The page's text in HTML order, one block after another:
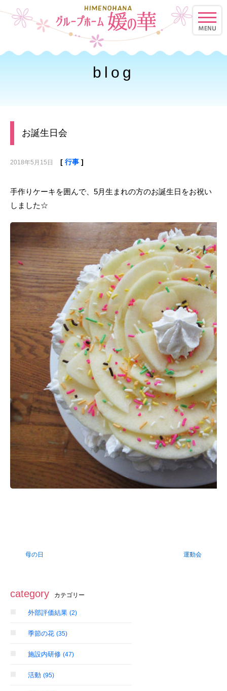
blog
お誕生日会
2018年5月15日 [ 行事]
手作りケーキを囲んで、5月生まれの方のお誕生日をお祝い
しました☆
母の日 運動会
category カテゴリー
外部評価結果 (2)
季節の花 (35)
施設内研修 (47)
活動 (95)